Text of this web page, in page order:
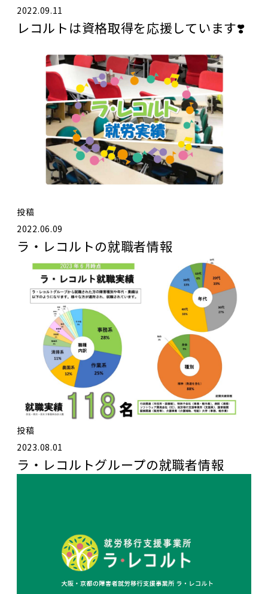
2022.09.11
レコルトは資格取得を応援しています❣️
投稿
2022.06.09
ラ・レコルトの就職者情報
投稿
2023.08.01
ラ・レコルトグループの就職者情報